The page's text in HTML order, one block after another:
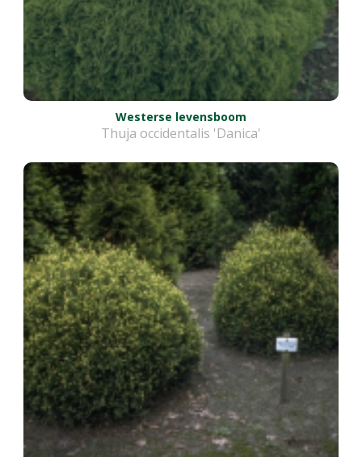
Westerse levensboom
Thuja occidentalis 'Danica'